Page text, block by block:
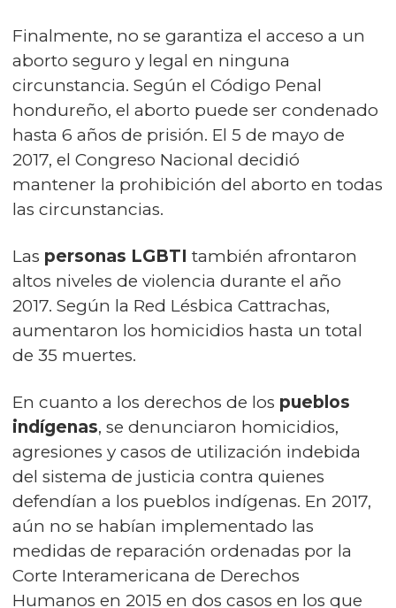
Finalmente, no se garantiza el acceso a un
aborto seguro y legal en ninguna
circunstancia. Según el Código Penal
hondureño, el aborto puede ser condenado
hasta 6 años de prisión. El 5 de mayo de
2017, el Congreso Nacional decidió
mantener la prohibición del aborto en todas
las circunstancias.
Las personas LGBTI también afrontaron
altos niveles de violencia durante el año
2017. Según la Red Lésbica Cattrachas,
aumentaron los homicidios hasta un total
de 35 muertes.
En cuanto a los derechos de los pueblos
indígenas, se denunciaron homicidios,
agresiones y casos de utilización indebida
del sistema de justicia contra quienes
defendían a los pueblos indígenas. En 2017,
aún no se habían implementado las
medidas de reparación ordenadas por la
Corte Interamericana de Derechos
Humanos en 2015 en dos casos en los que